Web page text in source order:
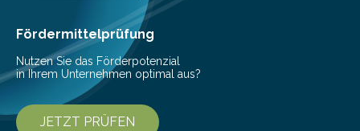
Fördermittelprüfung
Nutzen Sie das Förderpotenzial
in Ihrem Unternehmen optimal aus?
JETZT PRÜFEN